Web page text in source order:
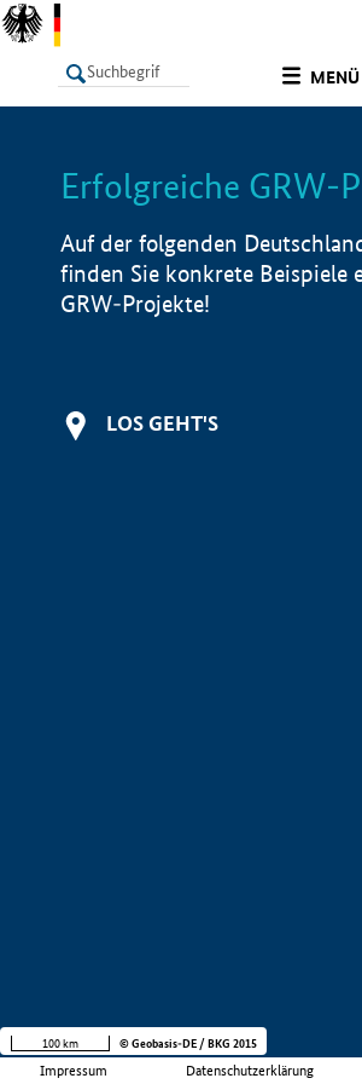
MENÜ
LISTE
Erfolgreiche GRW-
Auf der folgenden
finden Sie konkrete Beispiele
GRW-Projekte!
LOS GEHT'S
Impressum Datenschutzerklärung
100 km © Geobasis-DE / BKG 2015